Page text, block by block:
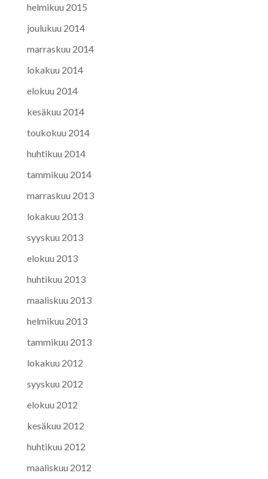
helmikuu 2015
joulukuu 2014
marraskuu 2014
lokakuu 2014
elokuu 2014
kesäkuu 2014
toukokuu 2014
huhtikuu 2014
tammikuu 2014
marraskuu 2013
lokakuu 2013
syyskuu 2013
elokuu 2013
huhtikuu 2013
maaliskuu 2013
helmikuu 2013
tammikuu 2013
lokakuu 2012
syyskuu 2012
elokuu 2012
kesäkuu 2012
huhtikuu 2012
maaliskuu 2012